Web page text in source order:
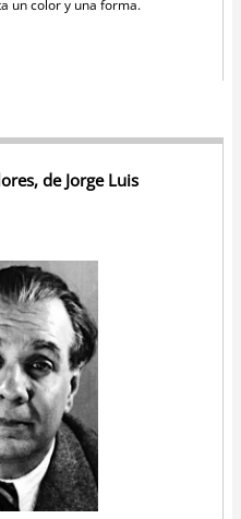
un color y una forma.
de Jorge Luis